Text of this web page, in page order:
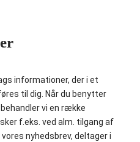
informationer, der i et
til dig. Når du benytter
vi en række
f.eks. ved alm. tilgang af
nyhedsbrev, deltager i